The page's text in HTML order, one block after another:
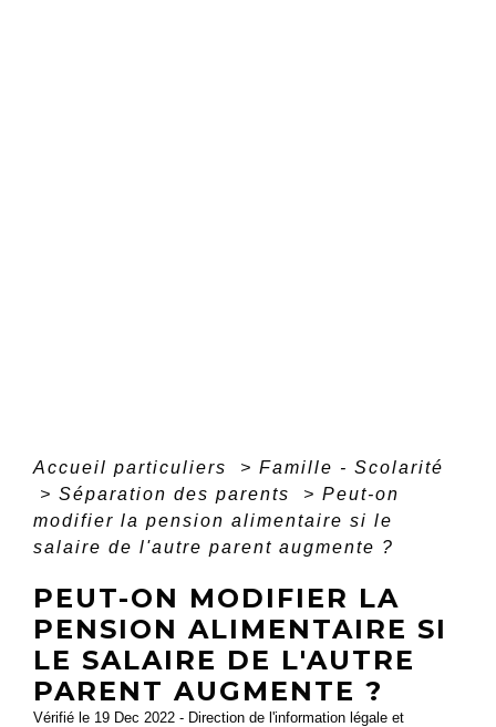
Accueil particuliers > Famille - Scolarité
> Séparation des parents > Peut-on
modifier la pension alimentaire si le
salaire de l'autre parent augmente ?
PEUT-ON MODIFIER LA
PENSION ALIMENTAIRE SI
LE SALAIRE DE L'AUTRE
PARENT AUGMENTE ?
Vérifié le 19 Dec 2022 - Direction de l'information légale et